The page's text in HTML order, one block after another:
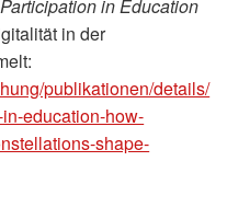
in Education
in der
publikationen/details/
education-how-
shape-